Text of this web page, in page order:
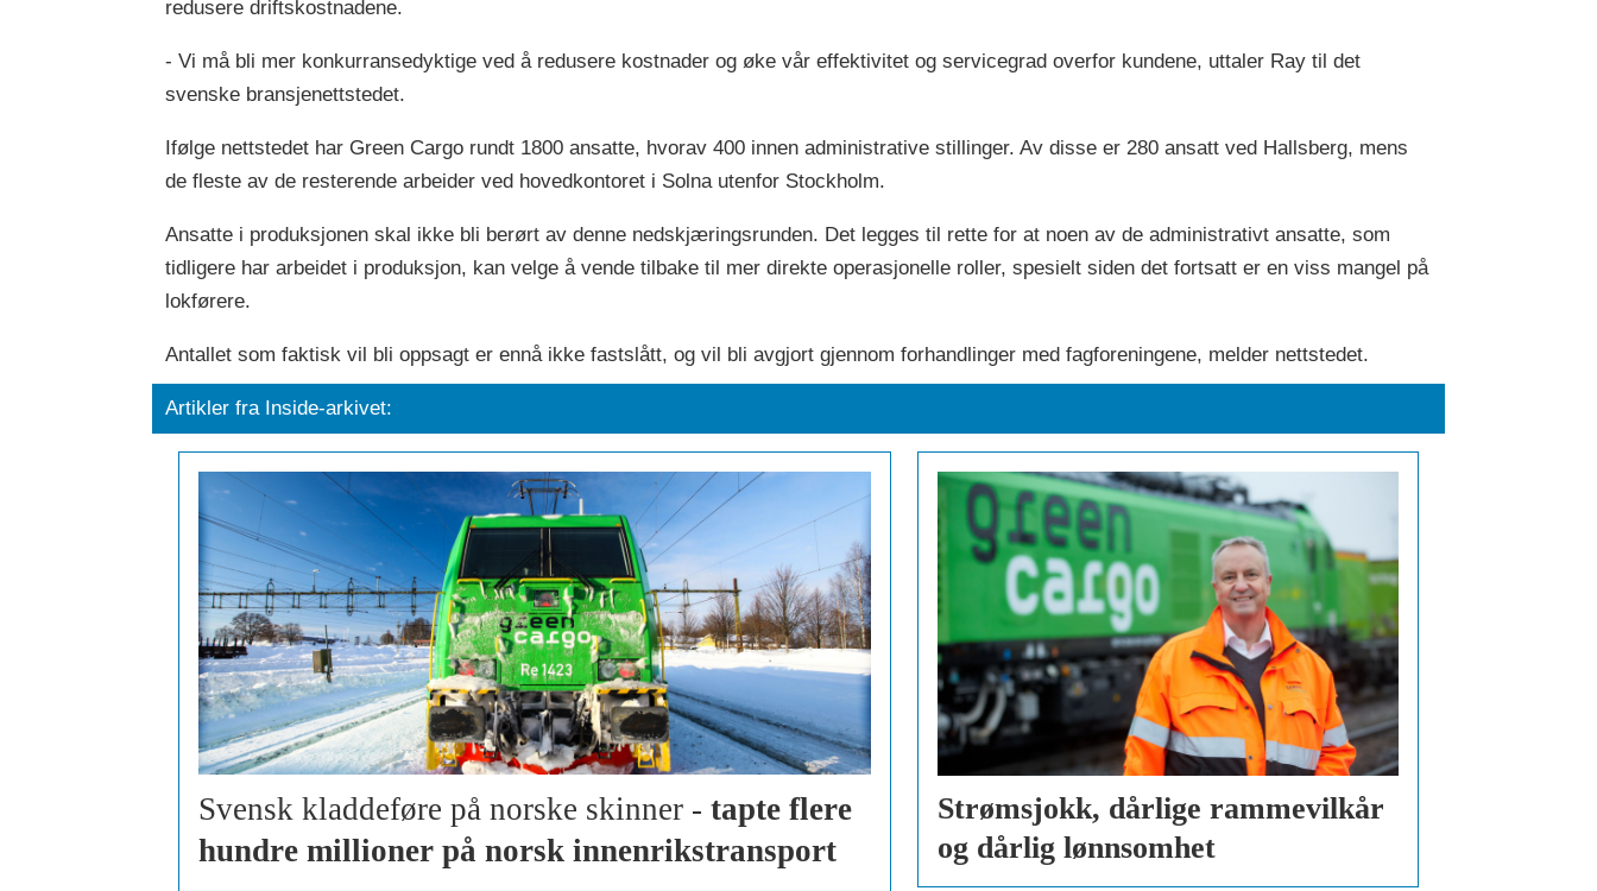
redusere driftskostnadene.
- Vi må bli mer konkurransedyktige ved å redusere kostnader og øke vår effektivitet og servicegrad overfor kundene, uttaler Ray til det
svenske bransjenettstedet.
Ifølge nettstedet har Green Cargo rundt 1800 ansatte, hvorav 400 innen administrative stillinger. Av disse er 280 ansatt ved Hallsberg, mens
de fleste av de resterende arbeider ved hovedkontoret i Solna utenfor Stockholm.
Ansatte i produksjonen skal ikke bli berørt av denne nedskjæringsrunden. Det legges til rette for at noen av de administrativt ansatte, som
tidligere har arbeidet i produksjon, kan velge å vende tilbake til mer direkte operasjonelle roller, spesielt siden det fortsatt er en viss mangel på
lokførere.
Antallet som faktisk vil bli oppsagt er ennå ikke fastslått, og vil bli avgjort gjennom forhandlinger med fagforeningene, melder nettstedet.
Artikler fra Inside-arkivet:
Svensk kladdeføre på norske skinner - tapte flere
hundre millioner på norsk innenrikstransport
Strømsjokk, dårlige rammevilkår
og dårlig lønnsomhet